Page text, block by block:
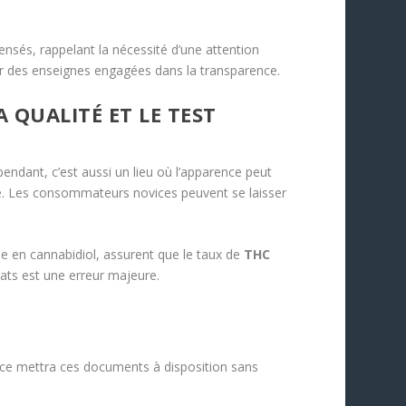
rappelant la nécessité d’une attention
enseignes engagées dans la transparence.
QUALITÉ ET LE TEST
c’est aussi un lieu où l’apparence peut
consommateurs novices peuvent se laisser
en cannabidiol, assurent que le taux de THC
est une erreur majeure.
mettra ces documents à disposition sans